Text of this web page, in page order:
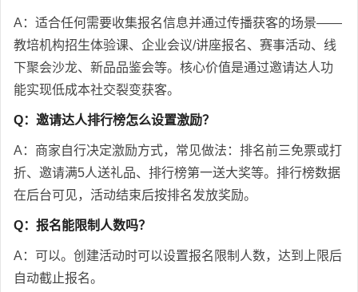
A：适合任何需要收集报名信息并通过传播获客的场景——
教培机构招生体验课、企业会议/讲座报名、赛事活动、线
下聚会沙龙、新品品鉴会等。核心价值是通过邀请达人功
能实现低成本社交裂变获客。
Q：邀请达人排行榜怎么设置激励？
A：商家自行决定激励方式，常见做法：排名前三免票或打
折、邀请满5人送礼品、排行榜第一送大奖等。排行榜数据
在后台可见，活动结束后按排名发放奖励。
Q：报名能限制人数吗？
A：可以。创建活动时可以设置报名限制人数，达到上限后
自动截止报名。